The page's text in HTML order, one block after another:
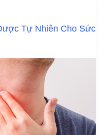
Tự Nhiên Cho Sức